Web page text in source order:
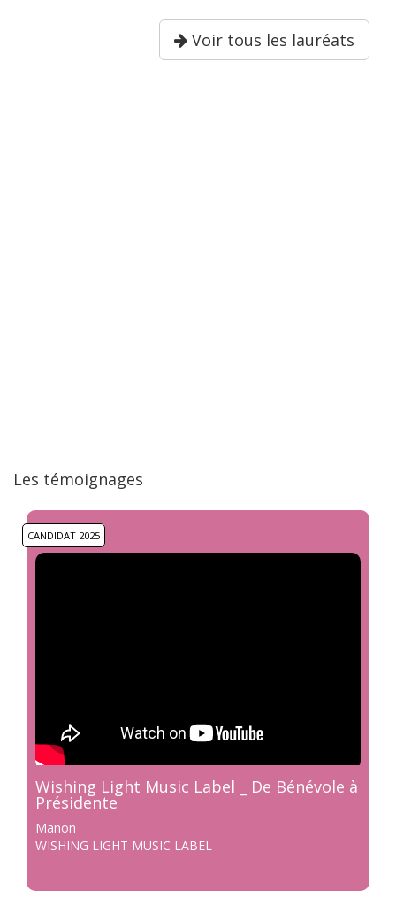
Voir tous les lauréats
Les témoignages
CANDIDAT 2025
Wishing Light Music Label _ De Bénévole à
Présidente
Manon
WISHING LIGHT MUSIC LABEL